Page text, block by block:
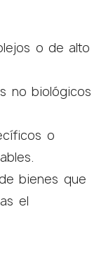
o de alto
no biológicos
o
bienes que
el